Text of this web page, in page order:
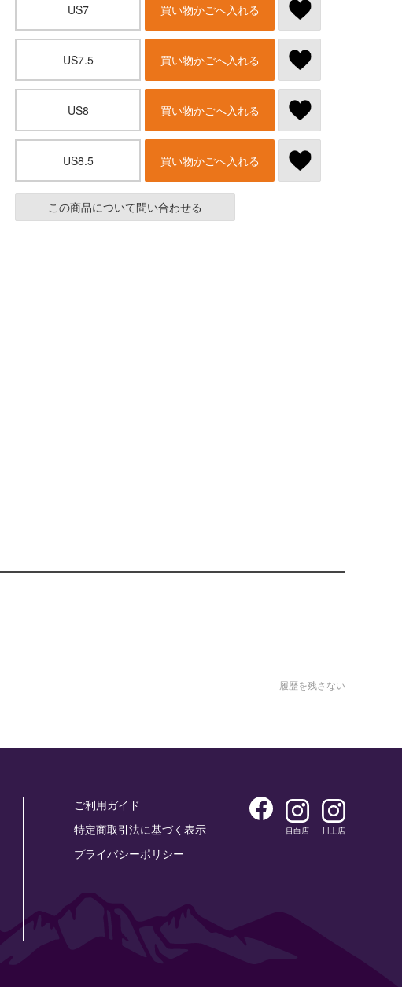
US7 買い物かごへ入れる
US7.5 買い物かごへ入れる
US8 買い物かごへ入れる
US8.5 買い物かごへ入れる
この商品について問い合わせる
履歴を残さない
ご利用ガイド
特定商取引法に基づく表示
プライバシーポリシー
目白店 川上店